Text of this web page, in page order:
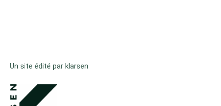
Un site édité par klarsen